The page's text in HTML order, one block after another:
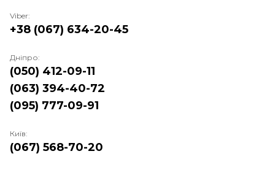
Viber:
+38 (067) 634-20-45
Дніпро:
(050) 412-09-11
(063) 394-40-72
(095) 777-09-91
Київ:
(067) 568-70-20